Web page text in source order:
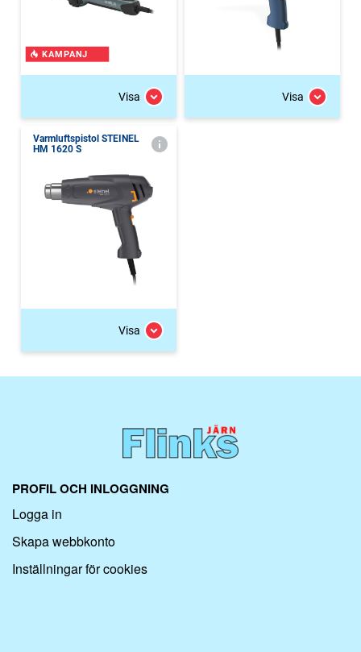
KAMPANJ
Visa Visa
Varmluftspistol STEINEL
HM 1620 S
Visa
PROFIL OCH INLOGGNING
Logga in
Skapa webbkonto
Inställningar för cookies